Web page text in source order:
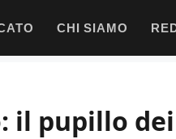
CHI SIAMO
il pupillo